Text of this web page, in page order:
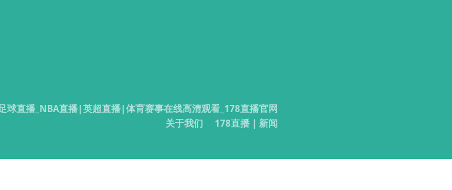
球直播_NBA直播|英超直播|体育赛事在线高清观看_178直播官网
关于我们
178直播｜新闻